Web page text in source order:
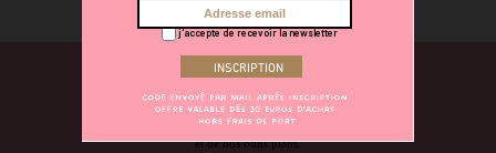
NEWSLETTER
Abonnez-vous pour ne rien louper de nos dernières nouveautés
et de nos bons plans.
j'accepte de recevoir la newsletter